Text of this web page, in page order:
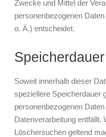
Zwecke und Mittel der
personenbezogenen
o. Ä.) entscheidet.
Speicherdauer
Soweit innerhalb dieser
speziellere Speicherdauer
personenbezogenen
Datenverarbeitung entfällt.
Löschersuchen geltend